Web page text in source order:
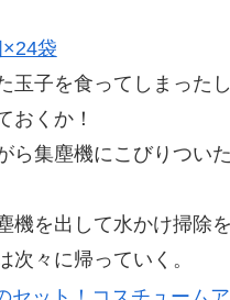
玉子を食ってしまったし
おくか！
ら集塵機にこびりつい
機を出して水かけ掃除
次々に帰っていく。